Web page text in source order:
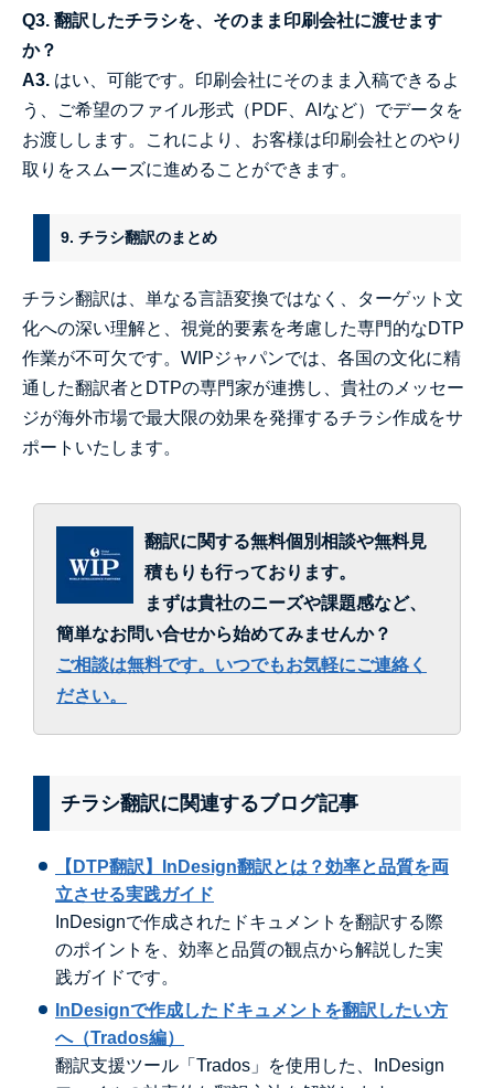
Q3. 翻訳したチラシを、そのまま印刷会社に渡せます
か？
A3. はい、可能です。印刷会社にそのまま入稿できるよ
う、ご希望のファイル形式（PDF、AIなど）でデータを
お渡しします。これにより、お客様は印刷会社とのやり
取りをスムーズに進めることができます。
9. チラシ翻訳のまとめ
チラシ翻訳は、単なる言語変換ではなく、ターゲット文
化への深い理解と、視覚的要素を考慮した専門的なDTP
作業が不可欠です。WIPジャパンでは、各国の文化に精
通した翻訳者とDTPの専門家が連携し、貴社のメッセー
ジが海外市場で最大限の効果を発揮するチラシ作成をサ
ポートいたします。
翻訳に関する無料個別相談や無料見
積もりも行っております。
まずは貴社のニーズや課題感など、
簡単なお問い合せから始めてみませんか？
ご相談は無料です。いつでもお気軽にご連絡く
ださい。
チラシ翻訳に関連するブログ記事
【DTP翻訳】InDesign翻訳とは？効率と品質を両
立させる実践ガイド
InDesignで作成されたドキュメントを翻訳する際
のポイントを、効率と品質の観点から解説した実
践ガイドです。
InDesignで作成したドキュメントを翻訳したい方
へ（Trados編）
翻訳支援ツール「Trados」を使用した、InDesign